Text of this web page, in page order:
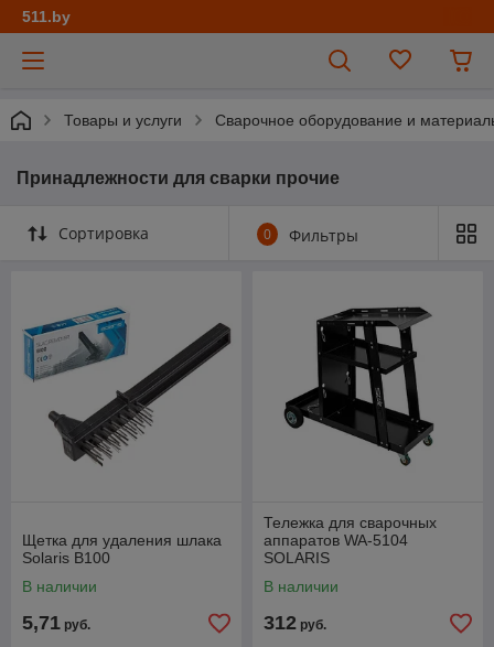
511.by
Товары и услуги Сварочное оборудование и
Принадлежности для сварки прочие
Сортировка 0 Фильтры
Щетка для удаления шлака
Solaris B100
В наличии
5,71 руб.
Тележка для сварочных
аппаратов WA-5104
SOLARIS
В наличии
312 руб.